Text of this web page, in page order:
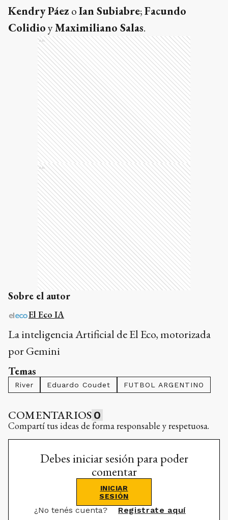
Kendry Páez oIan Subiabre;Facundo
ColidioyMaximiliano Salas.
Ads
Ads
Sobre el autor
El Eco IA
La inteligencia Artificial de El Eco, motorizada
por Gemini
Temas
River Eduardo Coudet FUTBOL ARGENTINO
COMENTARIOS 0
Compartí tus ideas de forma responsable y respetuosa.
Debes iniciar sesión para poder
comentar
INICIAR
SESIÓN
¿No tenés cuenta? Registrate aquí